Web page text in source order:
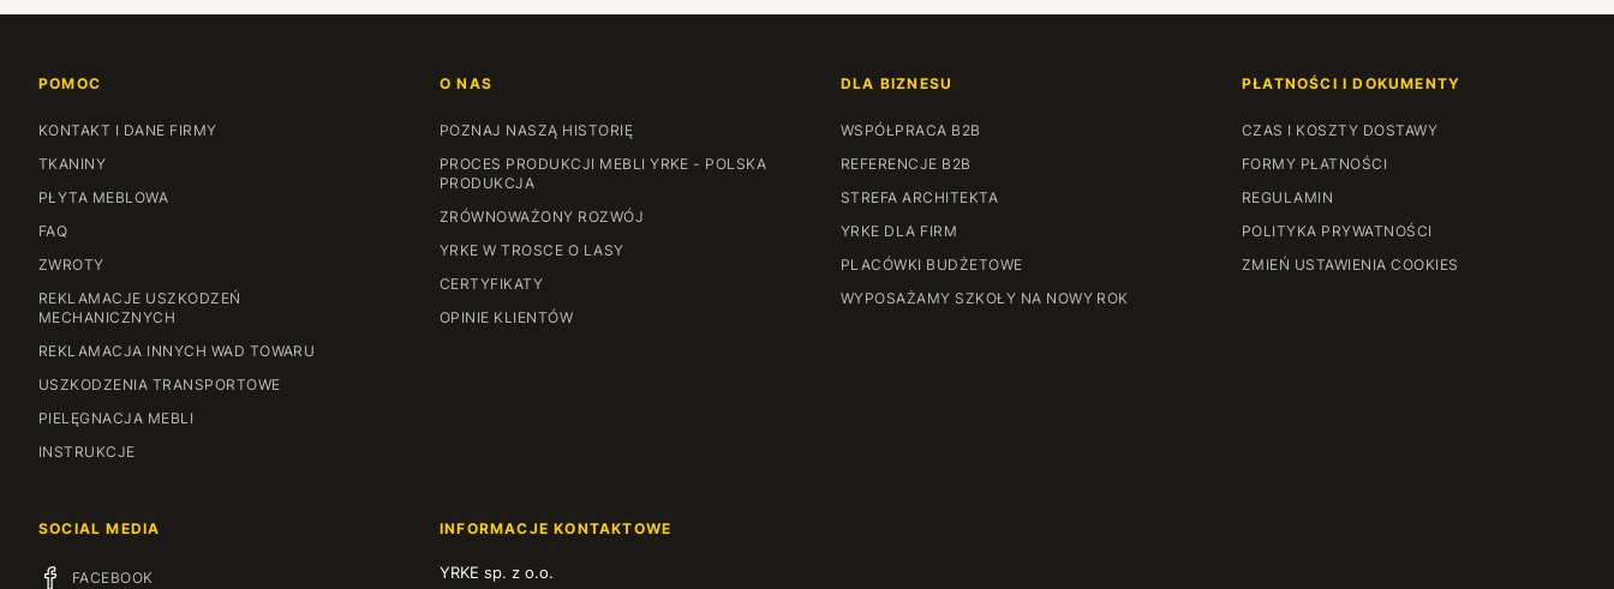
POMOC
KONTAKT I DANE FIRMY
TKANINY
PŁYTA MEBLOWA
FAQ
ZWROTY
REKLAMACJE USZKODZEŃ
MECHANICZNYCH
REKLAMACJA INNYCH WAD TOWARU
USZKODZENIA TRANSPORTOWE
PIELĘGNACJA MEBLI
INSTRUKCJE
O NAS
POZNAJ NASZĄ HISTORIĘ
PROCES PRODUKCJI MEBLI YRKE - POLSKA
PRODUKCJA
ZRÓWNOWAŻONY ROZWÓJ
YRKE W TROSCE O LASY
CERTYFIKATY
OPINIE KLIENTÓW
DLA BIZNESU
WSPÓŁPRACA B2B
REFERENCJE B2B
STREFA ARCHITEKTA
YRKE DLA FIRM
PLACÓWKI BUDŻETOWE
WYPOSAŻAMY SZKOŁY NA NOWY ROK
PŁATNOŚCI I DOKUMENTY
CZAS I KOSZTY DOSTAWY
FORMY PŁATNOŚCI
REGULAMIN
POLITYKA PRYWATNOŚCI
ZMIEŃ USTAWIENIA COOKIES
SOCIAL MEDIA
FACEBOOK
INFORMACJE KONTAKTOWE
YRKE sp. z o.o.